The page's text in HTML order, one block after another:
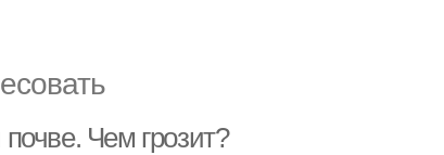
Чем грозит?